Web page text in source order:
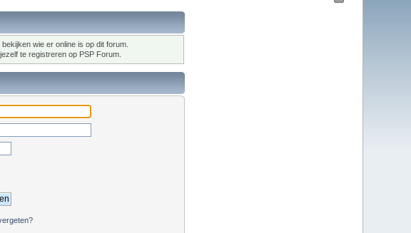
wie er online is op dit forum.
te registreren op PSP Forum.